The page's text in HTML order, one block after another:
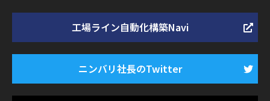
工場ライン自動化構築Navi
ニンバリ社長のTwitter